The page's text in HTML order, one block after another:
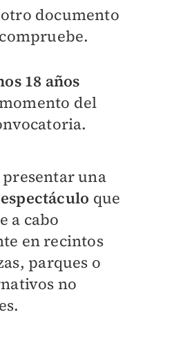
documento
18 años
del
presentar una
que
a cabo
en recintos
parques o
no